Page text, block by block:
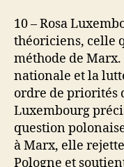
10 – Rosa
théoriciens, celle
méthode de
nationale et la
ordre de priorités
Luxembourg
question
à Marx, elle
Pologne et